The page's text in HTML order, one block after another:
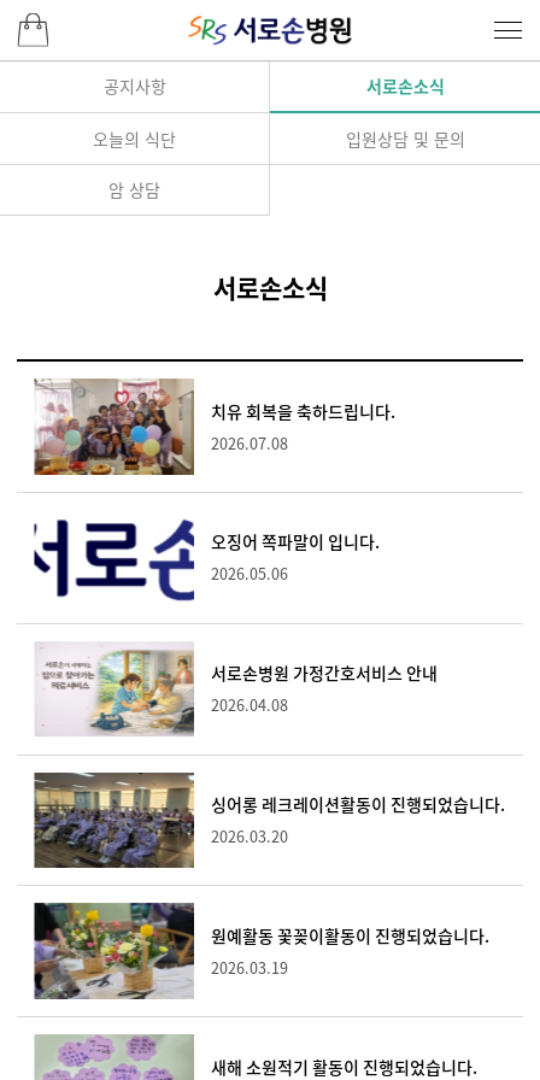
공지사항 서로손소식
오늘의 식단 입원상담 및 문의
암 상담
서로손소식
치유 회복을 축하드립니다.
2026.07.08
오징어 쪽파말이 입니다.
2026.05.06
서로손병원 가정간호서비스 안내
2026.04.08
싱어롱 레크레이션활동이 진행되었습니다.
2026.03.20
원예활동 꽃꽂이활동이 진행되었습니다.
2026.03.19
새해 소원적기 활동이 진행되었습니다.